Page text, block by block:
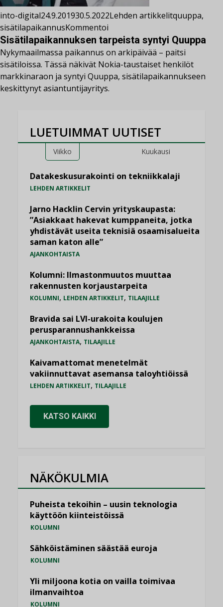
into-digital24.9.201930.5.2022Lehden artikkelitquuppa,
sisätilapaikannusKommentoi
Sisätilapaikannuksen tarpeista syntyi Quuppa
Nykymaailmassa paikannus on arkipäivää – paitsi
sisätiloissa. Tässä näkivät Nokia-taustaiset henkilöt
markkinaraon ja syntyi Quuppa, sisätilapaikannukseen
keskittynyt asiantuntijayritys.
LUETUIMMAT UUTISET
Viikko Kuukausi
Datakeskusurakointi on tekniikkalaji
LEHDEN ARTIKKELIT
Jarno Hacklin Cervin yrityskaupasta:
”Asiakkaat hakevat kumppaneita, jotka
yhdistävät useita teknisiä osaamisalueita
saman katon alle”
AJANKOHTAISTA
Kolumni: Ilmastonmuutos muuttaa
rakennusten korjaustarpeita
KOLUMNI, LEHDEN ARTIKKELIT, TILAAJILLE
Bravida sai LVI-urakoita koulujen
perusparannushankkeissa
AJANKOHTAISTA, TILAAJILLE
Kaivamattomat menetelmät
vakiinnuttavat asemansa taloyhtiöissä
LEHDEN ARTIKKELIT, TILAAJILLE
KATSO KAIKKI
NÄKÖKULMIA
Puheista tekoihin – uusin teknologia
käyttöön kiinteistöissä
KOLUMNI
Sähköistäminen säästää euroja
KOLUMNI
Yli miljoona kotia on vailla toimivaa
ilmanvaihtoa
KOLUMNI